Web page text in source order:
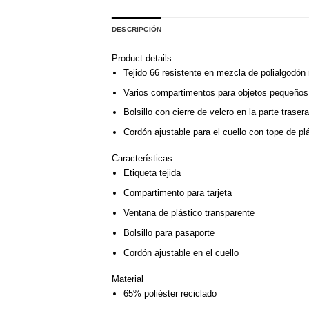
DESCRIPCIÓN
Product details
Tejido 66 resistente en mezcla de polialgodón
Varios compartimentos para objetos pequeños
Bolsillo con cierre de velcro en la parte trasera
Cordón ajustable para el cuello con tope de
Características
Etiqueta tejida
Compartimento para tarjeta
Ventana de plástico transparente
Bolsillo para pasaporte
Cordón ajustable en el cuello
Material
65% poliéster reciclado